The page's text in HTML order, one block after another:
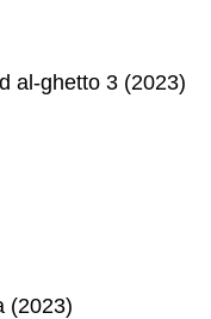
al-ghetto 3 (2023)
(2023)